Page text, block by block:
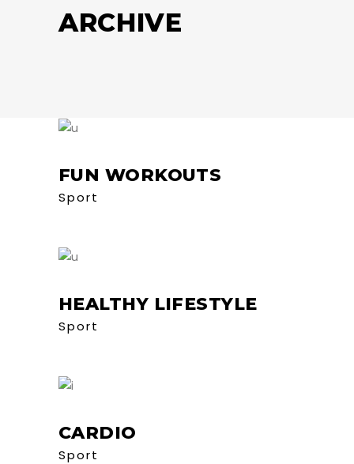
ARCHIVE
FUN WORKOUTS
Sport
HEALTHY LIFESTYLE
Sport
CARDIO
Sport